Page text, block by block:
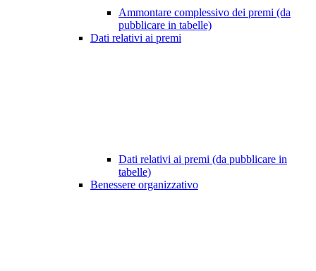
Ammontare complessivo dei premi (da
pubblicare in tabelle)
Dati relativi ai premi
Dati relativi ai premi (da pubblicare in
tabelle)
Benessere organizzativo